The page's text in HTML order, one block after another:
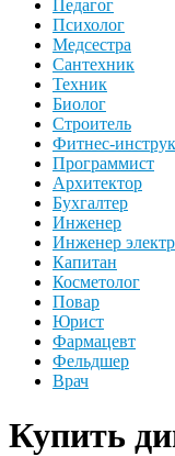
Педагог
Психолог
Медсестра
Сантехник
Техник
Биолог
Строитель
Фитнес-
Программист
Архитектор
Бухгалтер
Инженер
Инженер
Капитан
Косметолог
Повар
Юрист
Фармацевт
Фельдшер
Врач
Купить